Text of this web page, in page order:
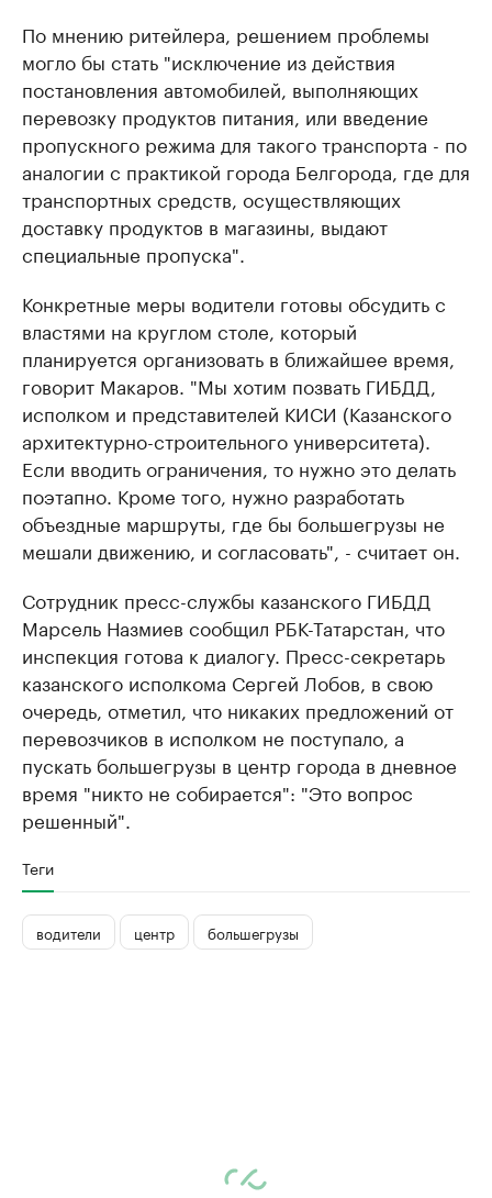
По мнению ритейлера, решением проблемы
могло бы стать "исключение из действия
постановления автомобилей, выполняющих
перевозку продуктов питания, или введение
пропускного режима для такого транспорта - по
аналогии с практикой города Белгорода, где для
транспортных средств, осуществляющих
доставку продуктов в магазины, выдают
специальные пропуска".
Конкретные меры водители готовы обсудить с
властями на круглом столе, который
планируется организовать в ближайшее время,
говорит Макаров. "Мы хотим позвать ГИБДД,
исполком и представителей КИСИ (Казанского
архитектурно-cтроительного университета).
Если вводить ограничения, то нужно это делать
поэтапно. Кроме того, нужно разработать
объездные маршруты, где бы большегрузы не
мешали движению, и согласовать", - считает он.
Сотрудник пресс-службы казанского ГИБДД
Марсель Назмиев сообщил РБК-Татарстан, что
инспекция готова к диалогу. Пресс-секретарь
казанского исполкома Сергей Лобов, в свою
очередь, отметил, что никаких предложений от
перевозчиков в исполком не поступало, а
пускать большегрузы в центр города в дневное
время "никто не собирается": "Это вопрос
решенный".
Теги
водители центр большегрузы